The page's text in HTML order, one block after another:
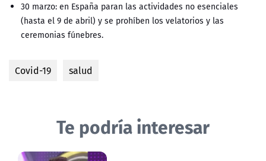
30 marzo: en España paran las actividades no esenciales
(hasta el 9 de abril) y se prohíben los velatorios y las
ceremonias fúnebres.
Covid-19 salud
Te podría interesar